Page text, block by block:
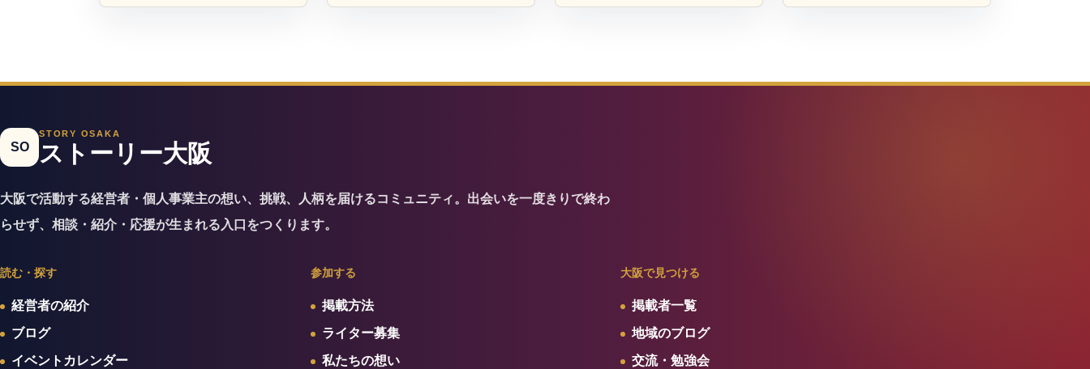
SO
STORY OSAKA
ストーリー大阪
大阪で活動する経営者・個人事業主の想い、挑戦、人柄を届けるコミュニティ。出会いを一度きりで終わ
らせず、相談・紹介・応援が生まれる入口をつくります。
読む・探す
経営者の紹介
ブログ
イベントカレンダー
参加する
掲載方法
ライター募集
私たちの想い
大阪で見つける
掲載者一覧
地域のブログ
交流・勉強会